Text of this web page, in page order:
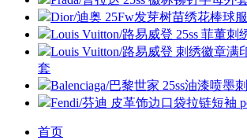
Dior/迪奥 25Fw发芽树苗绣花棒球服
Louis Vuitton/路易威登 25ss 菲董刺
Louis Vuitton/路易威登 刺绣徽章满
套
Balenciaga/巴黎世家 25ss油漆喷墨
Fendi/芬迪 皮革饰边口袋拉链短袖
首页